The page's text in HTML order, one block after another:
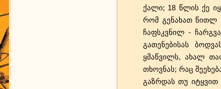
ქალი; 18 წლის ქე
რომ გენახათ წითლ
ჩაფსკვნილ -
გათენებისას
ყმაწვილს, ახალ
თხოვნას; რაც
გაზრდას თუ